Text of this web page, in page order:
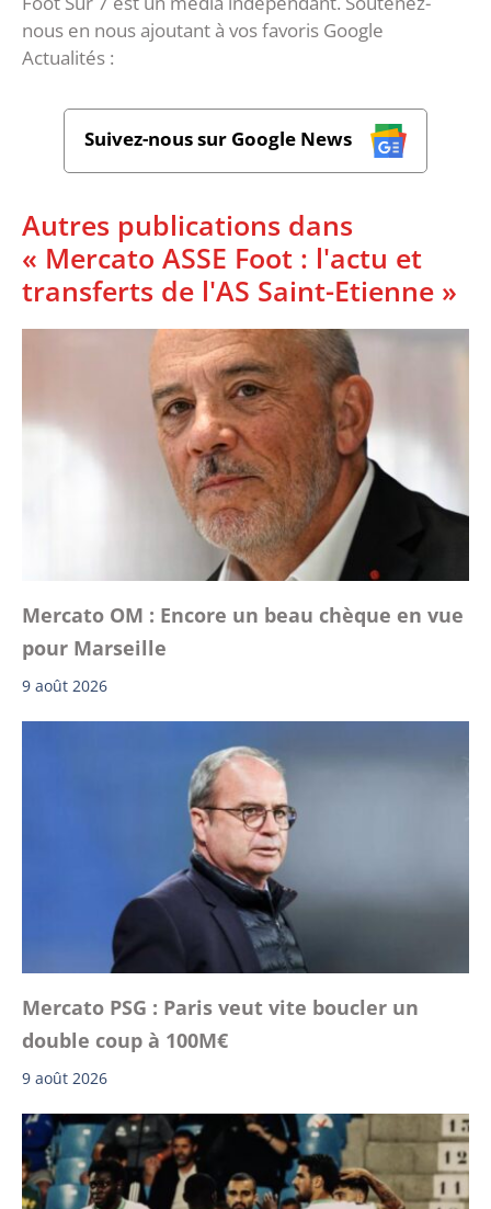
nous en nous ajoutant à vos favoris Google
Actualités :
Suivez-nous sur Google News
Autres publications dans
« Mercato ASSE Foot : l'actu et
transferts de l'AS Saint-Etienne »
Mercato OM : Encore un beau chèque en vue
pour Marseille
9 août 2026
Mercato PSG : Paris veut vite boucler un
double coup à 100M€
9 août 2026